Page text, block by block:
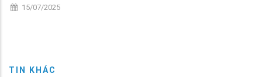
15/07/2025
TIN KHÁC